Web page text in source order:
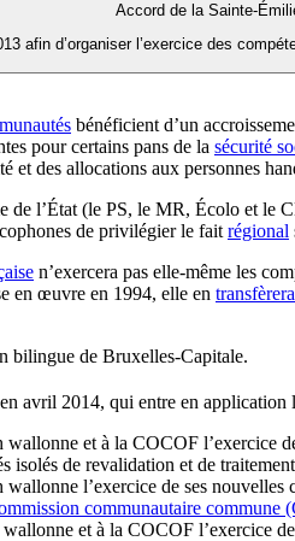
Accord de la Sainte-
afin d’organiser l’exercice des
bénéficient d’un
pour certains pans de la sécurité
et des allocations aux personnes
de l’État (le PS, le MR, Écolo et
de privilégier le fait régional
n’exercera pas elle-même les
en œuvre en 1994, elle en
bilingue de Bruxelles-Capitale.
avril 2014, qui entre en application
et à la COCOF l’exercice
isolés de revalidation et de
l’exercice de ses
communautaire commune
et à la COCOF l’exercice